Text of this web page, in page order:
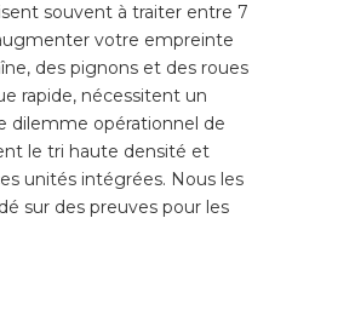
souvent à traiter entre 7
votre empreinte
des pignons et des roues
rapide, nécessitent un
dilemme opérationnel de
le tri haute densité et
unités intégrées. Nous les
sur des preuves pour les